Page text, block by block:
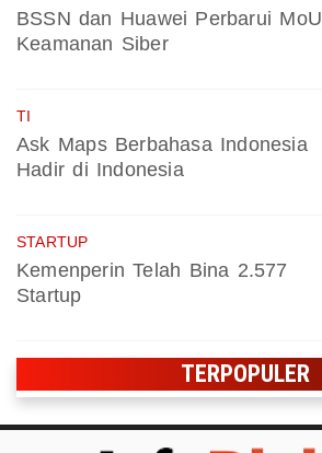
BSSN dan Huawei Perbarui MoU
Keamanan Siber
TI
Ask Maps Berbahasa Indonesia
Hadir di Indonesia
STARTUP
Kemenperin Telah Bina 2.577
Startup
TERPOPULER